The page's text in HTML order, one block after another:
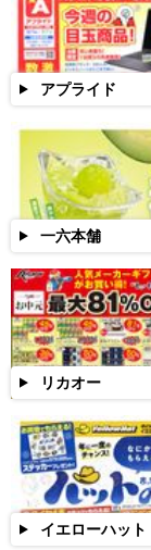
アプライド
一六本舗
リカオー
イエローハット